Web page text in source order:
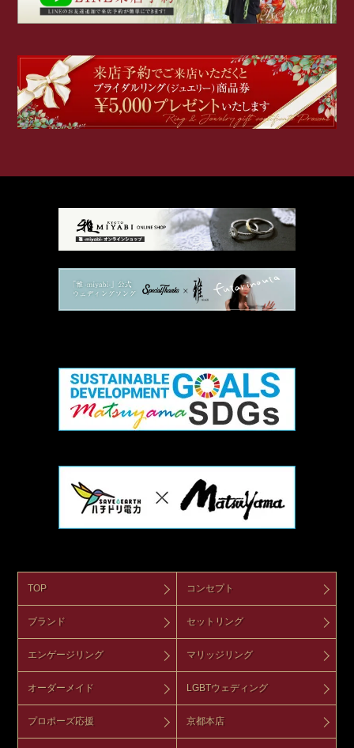
TOP コンセプト
ブランド セットリング
エンゲージリング マリッジリング
オーダーメイド LGBTウェディング
プロポーズ応援 京都本店